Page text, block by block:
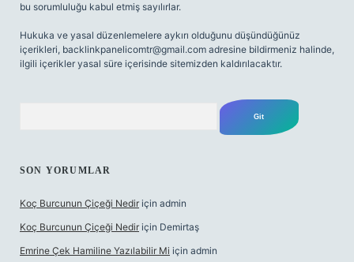
bu sorumluluğu kabul etmiş sayılırlar.
Hukuka ve yasal düzenlemelere aykırı olduğunu düşündüğünüz
içerikleri, backlinkpanelicomtr@gmail.com adresine bildirmeniz halinde,
ilgili içerikler yasal süre içerisinde sitemizden kaldırılacaktır.
SON YORUMLAR
Koç Burcunun Çiçeği Nedir için admin
Koç Burcunun Çiçeği Nedir için Demirtaş
Emrine Çek Hamiline Yazılabilir Mi için admin